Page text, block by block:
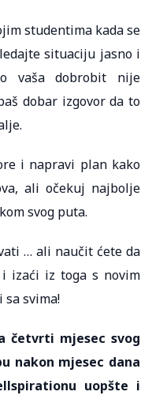
studentima kada se
situaciju jasno i
vaša dobrobit nije
dobar izgovor da to
i napravi plan kako
ali očekuj najbolje
svog puta.
​​… ali naučit ćete da
izaći iz toga s novim
svima!
četvrti mjesec svog
nakon mjesec dana
uopšte i